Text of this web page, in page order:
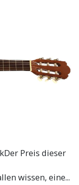
Preis dieser
wissen, eine...